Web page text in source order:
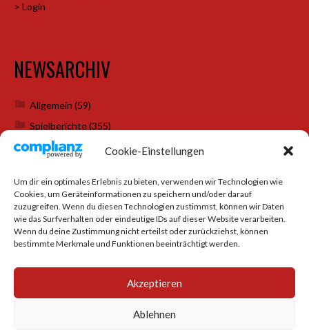
Cookie-Einstellungen
Um dir ein optimales Erlebnis zu bieten, verwenden wir Technologien wie
Cookies, um Geräteinformationen zu speichern und/oder darauf
zuzugreifen. Wenn du diesen Technologien zustimmst, können wir Daten
wie das Surfverhalten oder eindeutige IDs auf dieser Website verarbeiten.
Wenn du deine Zustimmung nicht erteilst oder zurückziehst, können
bestimmte Merkmale und Funktionen beeinträchtigt werden.
Akzeptieren
Ablehnen
> Login
NEWSARCHIV
Allgemein (59)
Spielberichte(355)
Weihnachtsfeiern(7)
SOCIAL MEDIA